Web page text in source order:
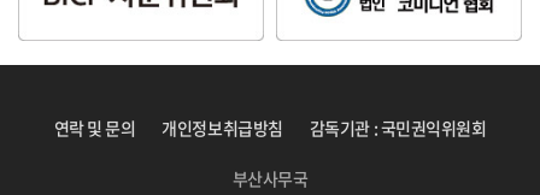
연락 및 문의 개인정보취급방침 감독기관 : 국민권익위원회
부산사무국